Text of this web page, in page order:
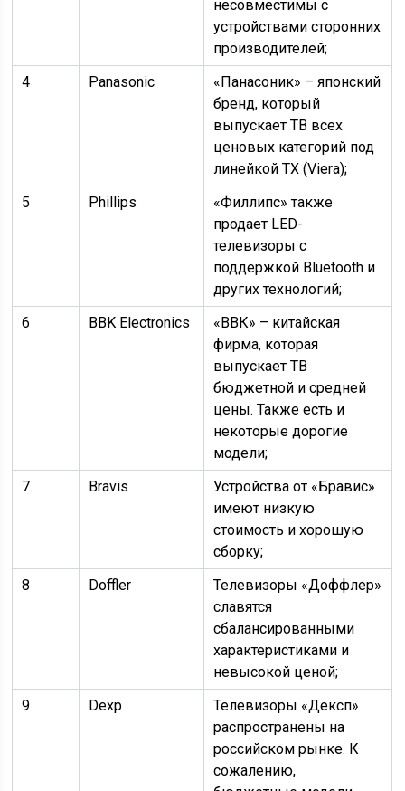
несовместимы с
устройствами сторонних
производителей;
4
Panasonic
«Панасоник» – японский
бренд, который
выпускает ТВ всех
ценовых категорий под
линейкой TX (Viera);
5
Phillips
«Филлипс» также
продает LED-
телевизоры с
поддержкой Bluetooth и
других технологий;
6
BBK Electronics
«ВВК» – китайская
фирма, которая
выпускает ТВ
бюджетной и средней
цены. Также есть и
некоторые дорогие
модели;
7
Bravis
Устройства от «Бравис»
имеют низкую
стоимость и хорошую
сборку;
8
Doffler
Телевизоры «Доффлер»
славятся
сбалансированными
характеристиками и
невысокой ценой;
9
Dexp
Телевизоры «Дексп»
распространены на
российском рынке. К
сожалению,